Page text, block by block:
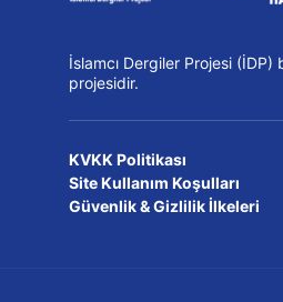
İslamcı Dergiler Projesi (İDP)
projesidir.
KVKK Politikası
Site Kullanım Koşulları
Güvenlik & Gizlilik İlkeleri